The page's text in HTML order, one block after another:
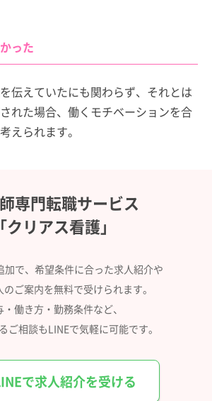
った
伝えていたにも関わらず、それとは
れた場合、働くモチベーションを合
えられます。
専門転職サービス
「クリアス看護」
加で、希望条件に合った求人紹介や
ご案内を無料で受けられます。
・働き方・勤務条件など、
ご相談もLINEで気軽に可能です。
で求人紹介を受ける